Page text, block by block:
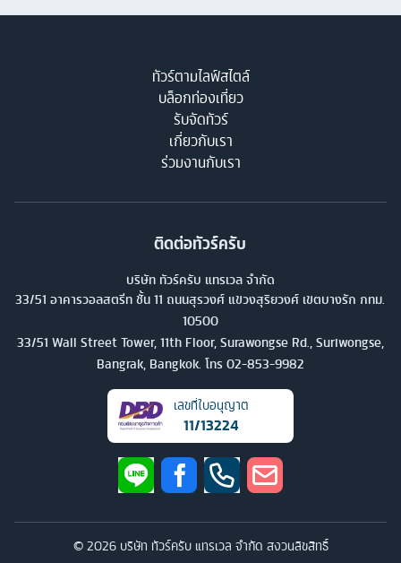
ทัวร์ตามไลฟ์สไตล์
บล็อกท่องเที่ยว
รับจัดทัวร์
เกี่ยวกับเรา
ร่วมงานกับเรา
ติดต่อทัวร์ครับ
บริษัท ทัวร์ครับ แทรเวล จำกัด
33/51 อาคารวอลสตรีท ชั้น 11 ถนนสุรวงศ์ แขวงสุริยวงศ์ เขตบางรัก กทม.
10500
33/51 Wall Street Tower, 11th Floor, Surawongse Rd., Suriwongse,
Bangrak, Bangkok. โทร 02-853-9982
เลขที่ใบอนุญาต
11/13224
©2026บริษัท ทัวร์ครับ แทรเวล จำกัด สงวนลิขสิทธิ์